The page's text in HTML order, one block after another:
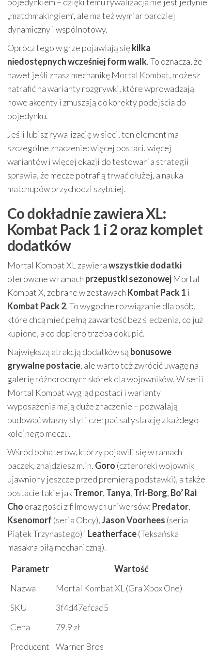
„matchmakingiem”, ale ma też wymiar bardziej
dynamiczny i wspólnotowy.
Oprócz tego w grze pojawiają siękilka
niedostępnych wcześniej form walk. To oznacza, że
nawet jeśli znasz mechanikę Mortal Kombat, możesz
natrafić na warianty rozgrywki, które wprowadzają
nowe akcenty i zmuszają do korekty podejścia do
pojedynku.
Jeśli lubisz rywalizację w sieci, ten element ma
szczególne znaczenie: więcej postaci, więcej
wariantów i więcej okazji do testowania strategii
sprawia, że mecze potrafią trwać dłużej, a nauka
matchupów przychodzi szybciej.
Co dokładnie zawiera XL:
Kombat Pack 1 i 2 oraz komplet
dodatków
Mortal Kombat XL zawierawszystkie dodatki
oferowane w ramach przepustki sezonowej Mortal
Kombat X, zebrane w zestawach Kombat Pack 1 i
Kombat Pack 2. To wygodne rozwiązanie dla osób,
które chcą mieć pełną zawartość bez śledzenia, co już
kupione, a co dopiero trzeba dokupić.
Największą atrakcją dodatków są bonusowe
grywalne postacie, ale warto też zwrócić uwagę na
galerię różnorodnych skórek dla wojowników. W serii
Mortal Kombat wygląd postaci i warianty
wyposażenia mają duże znaczenie – pozwalają
budować własny styl i czerpać satysfakcję z każdego
kolejnego meczu.
Wśród bohaterów, którzy pojawili się w ramach
paczek, znajdziesz m.in. Goro (czteroręki wojownik
ujawniony jeszcze przed premierą podstawki), a także
postacie takie jakTremor, Tanya, Tri-Borg, Bo’ Rai
Cho oraz gości z filmowych uniwersów: Predator,
Ksenomorf (seria Obcy),Jason Voorhees (seria
Piątek Trzynastego) i Leatherface(Teksańska
masakra piłą mechaniczną).
Parametr
Wartość
Nazwa
Mortal Kombat XL (Gra Xbox One)
SKU
3f4d47efcad5
Cena
79.9 zł
Producent
Warner Bros